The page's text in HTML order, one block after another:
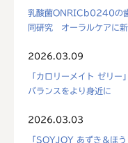
乳酸菌ONRICb0240の歯
同研究 オーラルケアに
2026.03.09
「カロリーメイト ゼリ
バランスをより身近に
2026.03.03
「SOYJOY あずき＆ほ